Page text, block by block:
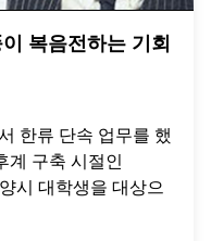
복음전하는 기회
한류 단속 업무를 했
계 구축 시절인
시 대학생을 대상으